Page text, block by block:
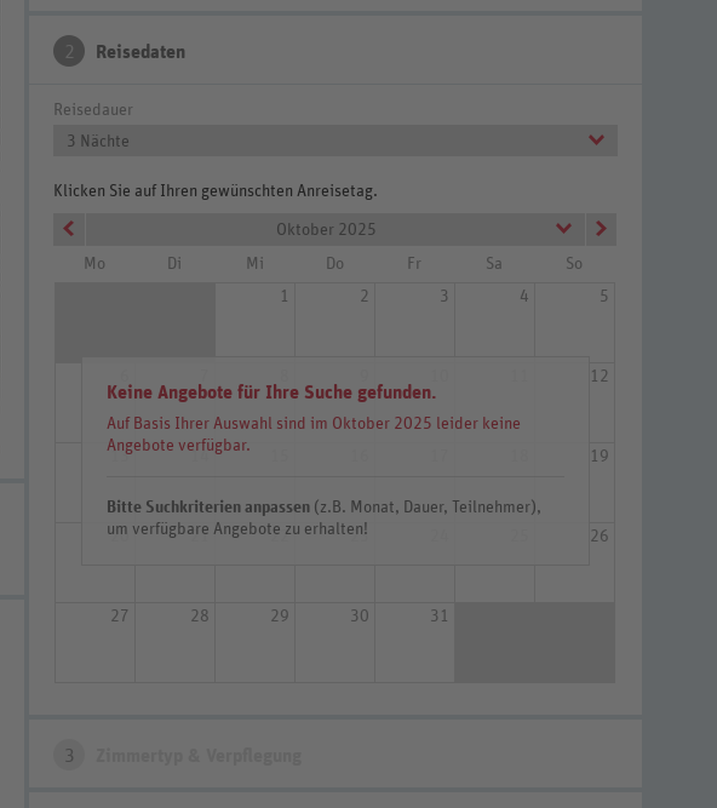
Hotel Rosskopf bei Nacht
2 Reisedaten
Reisedauer
3 Nächte
Klicken Sie auf Ihren gewünschten Anreisetag.
Keine Angebote für Ihre Suche gefunden.
Auf Basis Ihrer Auswahl sind im Oktober 2025 leider keine
Angebote verfügbar.
Bitte Suchkriterien anpassen (z.B. Monat, Dauer, Teilnehmer),
um verfügbare Angebote zu erhalten!
Oktober 2025
Mo
Di Mi Do Fr Sa
So
1
2 3 4 5
12
13 14 19
20 21 22 23 26
27 28 29 30 31
3